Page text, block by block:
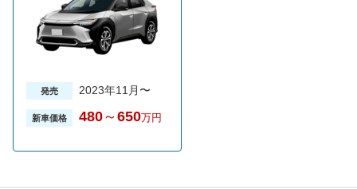
発売 2023年11月〜
新車価格 480～ 650万円